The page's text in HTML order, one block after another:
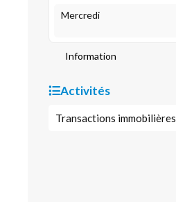
Mercredi
Information
Activités
Transactions immobilières